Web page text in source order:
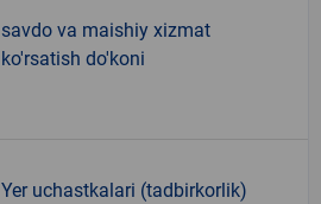
savdo va maishiy xizmat
ko'rsatish do'koni
Yer uchastkalari (tadbirkorlik)